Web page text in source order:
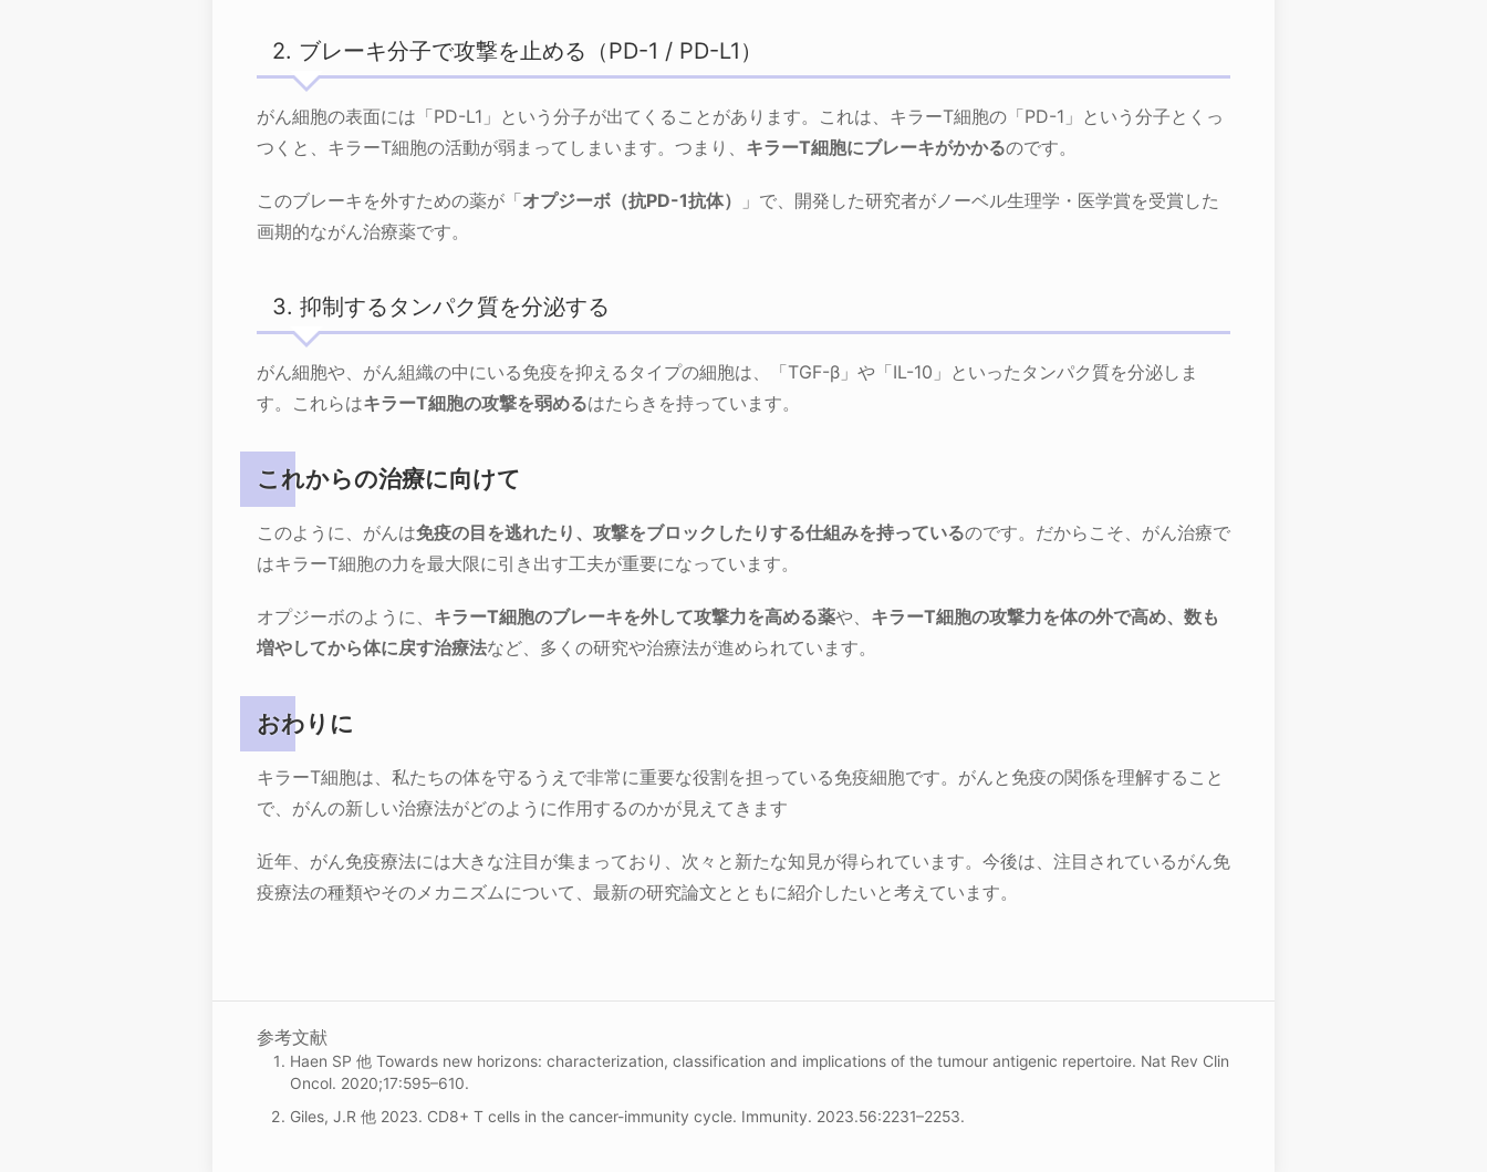
2. ブレーキ分子で攻撃を止める（PD-1 / PD-L1）
がん細胞の表面には「PD-L1」という分子が出てくることがあります。これは、キラーT細胞の「PD-1」という分子とくっ
つくと、キラーT細胞の活動が弱まってしまいます。つまり、 キラーT細胞にブレーキがかかるのです。
このブレーキを外すための薬が「オプジーボ（抗PD-1抗体）
」で、開発した研究者がノーベル生理学・医学賞を受賞した
画期的ながん治療薬です。
3. 抑制するタンパク質を分泌する
がん細胞や、がん組織の中にいる免疫を抑えるタイプの細胞は、「TGF-β」や「IL-10」といったタンパク質を分泌しま
す。これらはキラーT細胞の攻撃を弱めるはたらきを持っています。
これからの治療に向けて
このように、がんは免疫の目を逃れたり、攻撃をブロックしたりする仕組みを持っているのです。だからこそ、がん治療で
はキラーT細胞の力を最大限に引き出す工夫が重要になっています。
オプジーボのように、 キラーT細胞のブレーキを外して攻撃力を高める薬や、 キラーT細胞の攻撃力を体の外で高め、数も
増やしてから体に戻す治療法など、多くの研究や治療法が進められています。
おわりに
キラーT細胞は、私たちの体を守るうえで非常に重要な役割を担っている免疫細胞です。がんと免疫の関係を理解すること
で、がんの新しい治療法がどのように作用するのかが見えてきます
近年、がん免疫療法には大きな注目が集まっており、次々と新たな知見が得られています。今後は、注目されているがん免
疫療法の種類やそのメカニズムについて、最新の研究論文とともに紹介したいと考えています。
参考文献
Haen SP 他 Towards new horizons: characterization, classification and implications of the tumour antigenic repertoire. Nat Rev Clin
Oncol. 2020;17:595–610.
Giles, J.R 他 2023. CD8+ T cells in the cancer-immunity cycle. Immunity. 2023.56:2231–2253.